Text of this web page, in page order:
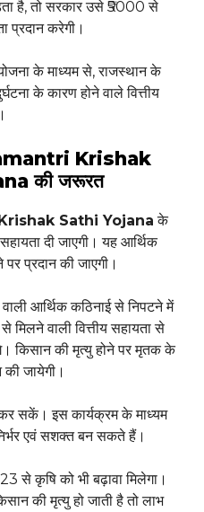
है, तो सरकार उसे ₹5000 से
प्रदान करेगी।
के माध्यम से, राजस्थान के
के कारण होने वाले वित्तीय
Krishak
की जरूरत
Sathi Yojana के
दी जाएगी। यह आर्थिक
पर प्रदान की जाएगी।
वाली आर्थिक कठिनाई से निपटने में
वाली वित्तीय सहायता से
किसान की मृत्यु होने पर मृतक के
की जायेगी।
सकें। इस कार्यक्रम के माध्यम
एवं सशक्त बन सकते हैं।
से कृषि को भी बढ़ावा मिलेगा।
की मृत्यु हो जाती है तो लाभ